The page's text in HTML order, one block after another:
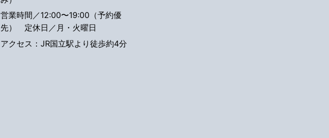
営業時間／12:00〜19:00（予約優
先） 定休日／月・火曜日
アクセス：JR国立駅より徒歩約4分